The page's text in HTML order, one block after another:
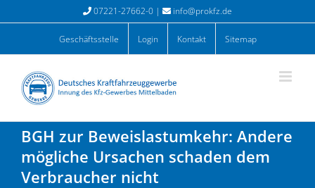
Inhalt
07221-27662-0 | info@prokfz.de
Geschäftsstelle Login Kontakt Sitemap
BGH zur Beweislastumkehr: Andere
mögliche Ursachen schaden dem
Verbraucher nicht